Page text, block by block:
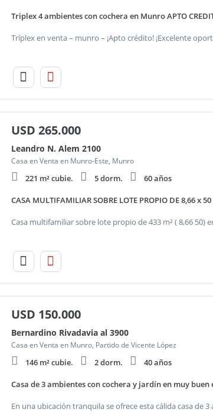
Triplex 4 ambientes con cochera en Munro APTO
USD 265.000
Leandro N. Alem 2100
Casa en Venta en Munro-Este, Munro
221 m² cubie. 5 dorm. 60 años
CASA MULTIFAMILIAR SOBRE LOTE PROPIO DE 8,66 x
USD 150.000
Bernardino Rivadavia al 3900
Casa en Venta en Munro, Partido de Vicente López
146 m² cubie. 2 dorm. 40 años
Casa de 3 ambientes con cochera y jardín en muy buen